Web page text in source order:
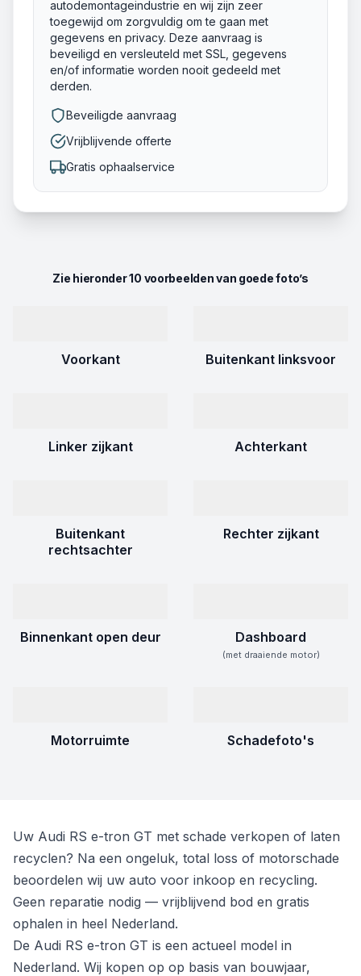
autodemontageindustrie en wij zijn zeer
toegewijd om zorgvuldig om te gaan met
gegevens en privacy. Deze aanvraag is
beveiligd en versleuteld met SSL, gegevens
en/of informatie worden nooit gedeeld met
derden.
Beveiligde aanvraag
Vrijblijvende offerte
Gratis ophaalservice
Zie hieronder 10 voorbeelden van goede foto’s
Voorkant Buitenkant linksvoor
Linker zijkant Achterkant
Buitenkant
rechtsachter
Rechter zijkant
Binnenkant open deur Dashboard
(met draaiende motor)
Motorruimte Schadefoto's
Uw Audi RS e-tron GT met schade verkopen of laten
recyclen? Na een ongeluk, total loss of motorschade
beoordelen wij uw auto voor inkoop en recycling.
Geen reparatie nodig — vrijblijvend bod en gratis
ophalen in heel Nederland.
De Audi RS e-tron GT is een actueel model in
Nederland. Wij kopen op op basis van bouwjaar,